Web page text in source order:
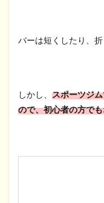
バーは短くしたり、
しかし、 スポーツジ
ので、初心者の方で